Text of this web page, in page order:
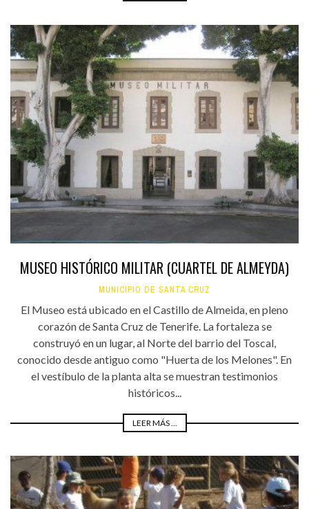
MUSEO HISTÓRICO MILITAR (CUARTEL DE ALMEYDA)
MUNICIPIO DE SANTA CRUZ
El Museo está ubicado en el Castillo de Almeida, en pleno
corazón de Santa Cruz de Tenerife. La fortaleza se
construyó en un lugar, al Norte del barrio del Toscal,
conocido desde antiguo como "Huerta de los Melones". En
el vestíbulo de la planta alta se muestran testimonios
históricos...
LEER MÁS ...